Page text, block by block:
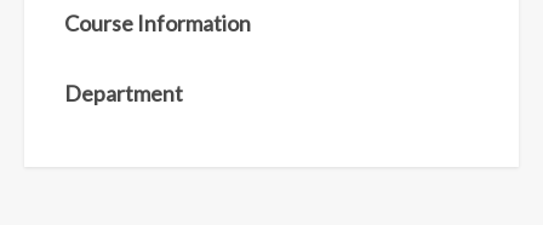
Course Information
Department